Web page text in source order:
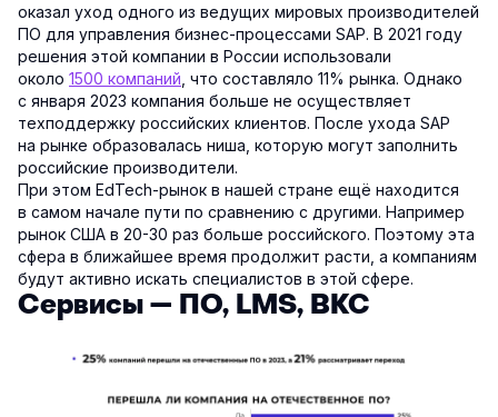
оказал уход одного из ведущих мировых производителей
ПО для управления бизнес-процессами SAP. В 2021 году
решения этой компании в России использовали
около 1500 компаний , что составляло 11% рынка. Однако
с января 2023 компания больше не осуществляет
техподдержку российских клиентов. После ухода SAP
на рынке образовалась ниша, которую могут заполнить
российские производители.
При этом EdTech-рынок в нашей стране ещё находится
в самом начале пути по сравнению с другими. Например
рынок США в 20-30 раз больше российского. Поэтому эта
сфера в ближайшее время продолжит расти, а компаниям
будут активно искать специалистов в этой сфере.
Сервисы — ПО, LMS, ВКС